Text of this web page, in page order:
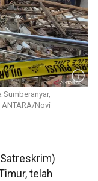
Novi
telah